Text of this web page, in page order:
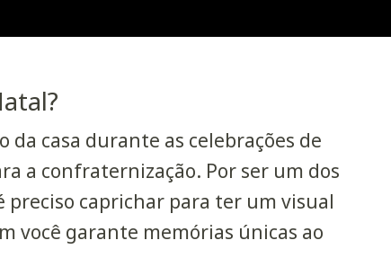
da casa durante as celebrações de
a confraternização. Por ser um dos
preciso caprichar para ter um visual
você garante memórias únicas ao